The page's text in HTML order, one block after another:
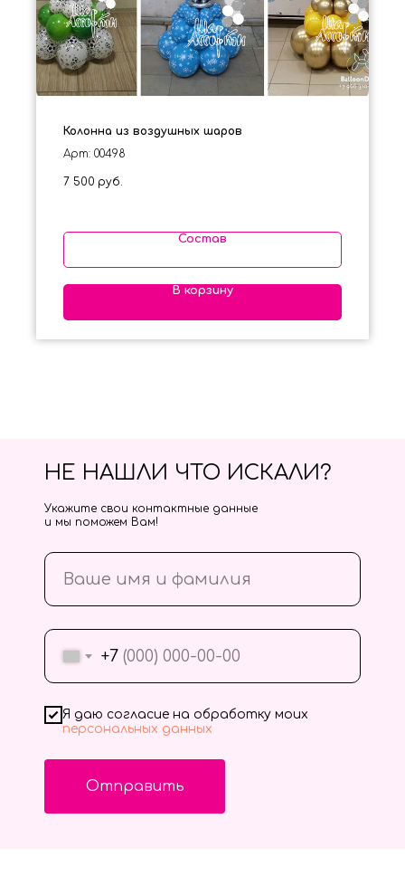
Колонна из воздушных шаров
Арт: 00498
7 500 руб.
Состав
В корзину
+7
Я даю согласие на обработку моих
персональных данных
Отправить
НЕ НАШЛИ ЧТО ИСКАЛИ?
Укажите свои контактные данные
и мы поможем Вам!